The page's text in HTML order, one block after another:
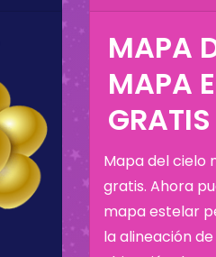
MAPA
MAPA
GRATIS
Mapa del cielo
gratis. Ahora
mapa estelar
la alineación